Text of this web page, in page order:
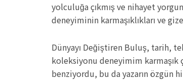
yolculuğa çıkmış ve nihayet
deneyiminin karmaşıklıkları ve
Dünyayı Değiştiren Buluş, tarih,
koleksiyonu deneyimim karmaşık
benziyordu, bu da yazarın özgün